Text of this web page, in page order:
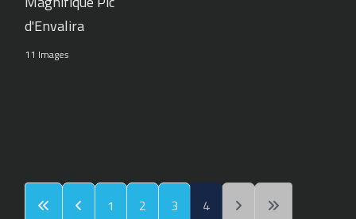
d'Envalira
11 Images
1 2 3 4